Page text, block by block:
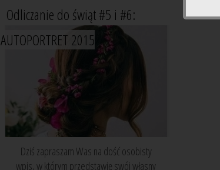
Odliczanie do świąt #5 i #6:
AUTOPORTRET 2015
Dziś zapraszam Was na dość osobisty
wpis, w którym przedstawię swój własny